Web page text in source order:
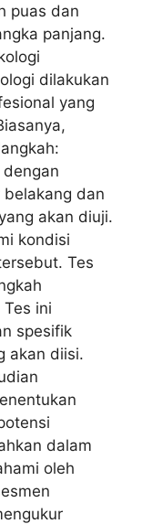
puas dan
panjang.
dilakukan
yang
dan
akan diuji.
kondisi
Tes
ini
spesifik
akan diisi.
dalam
oleh